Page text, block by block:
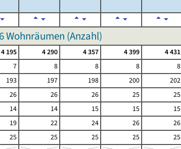
Wohnräumen (Anzahl)
4 195 4 290 4 357 4 399 4 431
7 8 8 8 8
193 197 198 200 202
26 26 26 25 25
14 14 15 15 15
19 22 24 26 26
25 25 25 25 25